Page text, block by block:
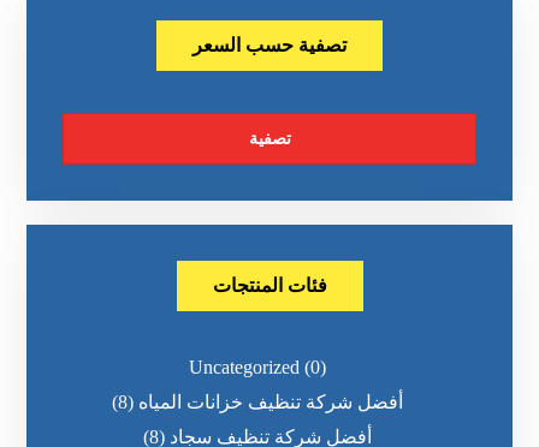
تصفية حسب السعر
تصفية
فئات المنتجات
Uncategorized (0)
أفضل شركة تنظيف خزانات المياه (8)
أفضل شركة تنظيف سجاد (8)